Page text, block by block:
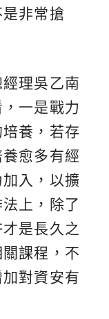
非常搶
理吳乙南
一是戰力
養，若存
愈多有經
入，以擴
上，除了
是長久之
課程，不
對資安有